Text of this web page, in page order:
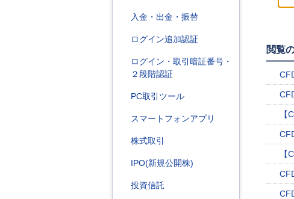
入金・出金・振替
ログイン追加認証
ログイン・取引暗証番号・
２段階認証
PC取引ツール
スマートフォンアプリ
株式取引
IPO(新規公開株)
投資信託
閲覧